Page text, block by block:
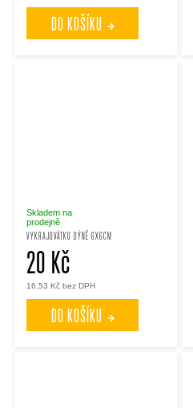
DO KOŠÍKU
VYKRAJOVÁTKO DÝNĚ 6X6CM
Skladem na
prodejně
16,53 Kč bez DPH
20 Kč
DO KOŠÍKU